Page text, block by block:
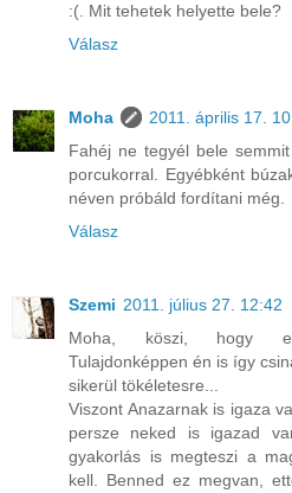
:(. Mit tehetek helyette bele?
Válasz
Moha
2011. április 17.
Fahéj ne tegyél bele
porcukorral. Egyébként
néven próbáld fordítani még.
Válasz
Szemi 2011. július 27. 12:42
Moha, köszi, hogy
Tulajdonképpen én is így
sikerül tökéletesre...
Viszont Anazarnak is igaza
persze neked is igazad
gyakorlás is megteszi a
kell. Benned ez megvan,